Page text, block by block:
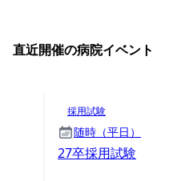
直近開催の病院イベント
採用試験
随時（平日）
27卒採用試験